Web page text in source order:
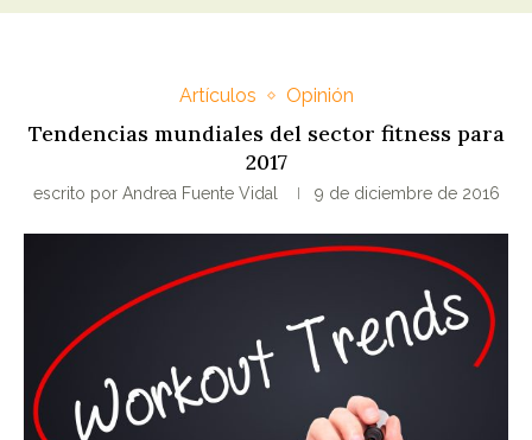
Artículos Opinión
Tendencias mundiales del sector fitness para
2017
escrito por Andrea Fuente Vidal 9 de diciembre de 2016